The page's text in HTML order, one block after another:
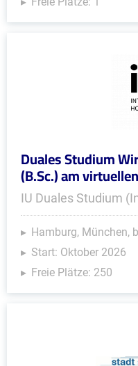
Duales Studium
(B.Sc.) am
IU Duales Studium
Hamburg, München,
Start: Oktober 2026
Freie Plätze: 250